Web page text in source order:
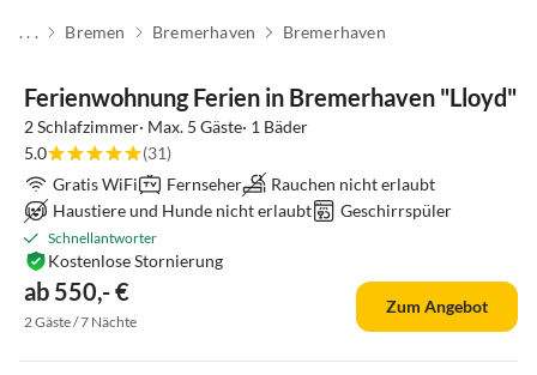
. . . Bremen Bremerhaven Bremerhaven
Ferienwohnung Ferien in Bremerhaven "Lloyd"
2 Schlafzimmer· Max. 5 Gäste· 1 Bäder
5.0
(31)
Gratis WiFi
Fernseher
Rauchen nicht erlaubt
Haustiere und Hunde nicht erlaubt
Geschirrspüler
Schnellantworter
ab 550,- €
Kostenlose Stornierung
2 Gäste / 7 Nächte
Zum Angebot